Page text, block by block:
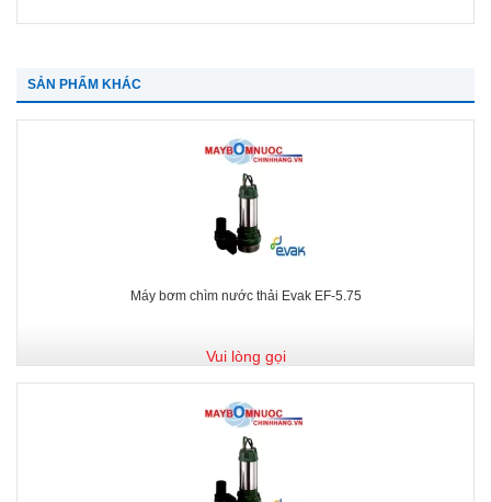
SẢN PHẨM KHÁC
Máy bơm chìm nước thải Evak EF-5.75
Vui lòng gọi